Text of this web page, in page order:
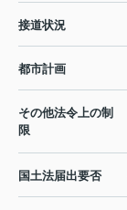
接道状況
都市計画
その他法令上の制
限
国土法届出要否